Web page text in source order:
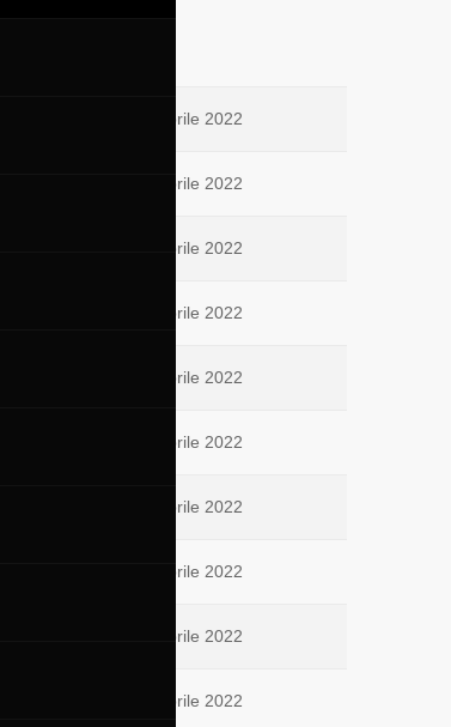
14 Aprile 2022
10 Aprile 2022
08 Aprile 2022
07 Aprile 2022
05 Aprile 2022
03 Aprile 2022
03 Aprile 2022
02 Aprile 2022
02 Aprile 2022
02 Aprile 2022